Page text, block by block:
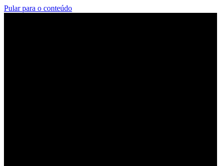
Pular para o conteúdo